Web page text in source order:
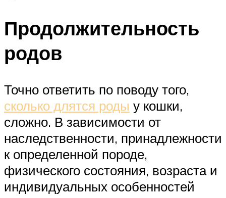
Продолжительность
родов
Точно ответить по поводу того,
сколько длятся роды у кошки,
сложно. В зависимости от
наследственности, принадлежности
к определенной породе,
физического состояния, возраста и
индивидуальных особенностей